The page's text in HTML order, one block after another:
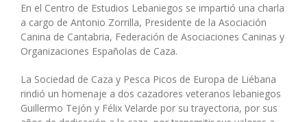
En el Centro de Estudios Lebaniegos se impartió una charla
a cargo de Antonio Zorrilla, Presidente de la Asociación
Canina de Cantabria, Federación de Asociaciones Caninas y
Organizaciones Españolas de Caza.
La Sociedad de Caza y Pesca Picos de Europa de Liébana
rindió un homenaje a dos cazadores veteranos lebaniegos
Guillermo Tejón y Félix Velarde por su trayectoria, por sus